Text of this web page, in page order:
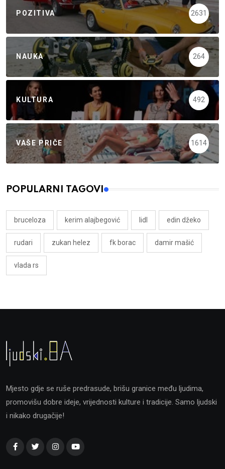
POZITIVA 2631
NAUKA 264
KULTURA 492
VAŠE PRIČE 1614
POPULARNI TAGOVI
bruceloza kerim alajbegović lidl edin džeko
rudari zukan helez fk borac damir mašić
vlada rs
Mjesto gdje se ruše predrasude, brišu granice među ljudima,
promovišu dobre ideje, vrijednosti kulture i tradicije. Samo ljudski
i nikako drugačije!